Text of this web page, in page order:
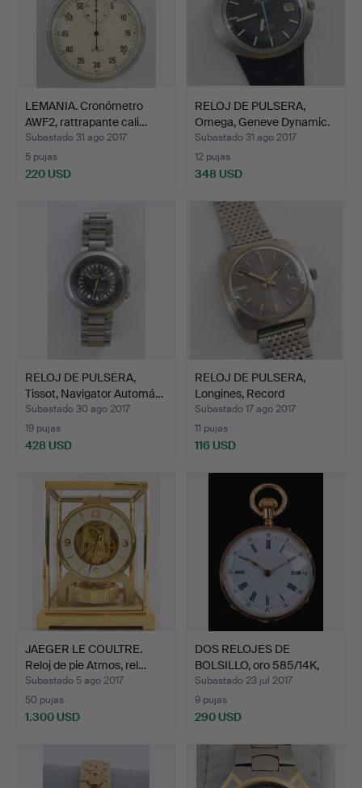
LEMANIA. Cronómetro
AWF2, rattrapante cali…
Subastado 31 ago 2017
5 pujas
220 USD
RELOJ DE PULSERA,
Omega, Geneve Dynamic.
Subastado 31 ago 2017
12 pujas
348 USD
RELOJ DE PULSERA,
Tissot, Navigator Automá…
Subastado 30 ago 2017
19 pujas
428 USD
RELOJ DE PULSERA,
Longines, Record
Automát…
Subastado 17 ago 2017
11 pujas
116 USD
JAEGER LE COULTRE.
Reloj de pie Atmos, rel…
Subastado 5 ago 2017
50 pujas
1.300 USD
DOS RELOJES DE
BOLSILLO, oro 585/14K,
cuer…
Subastado 23 jul 2017
9 pujas
290 USD